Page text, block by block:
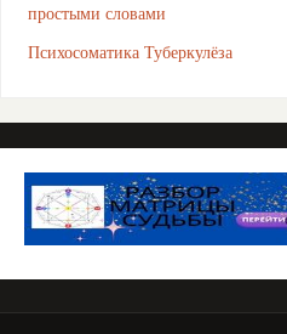
простыми словами
Психосоматика Туберкулёза